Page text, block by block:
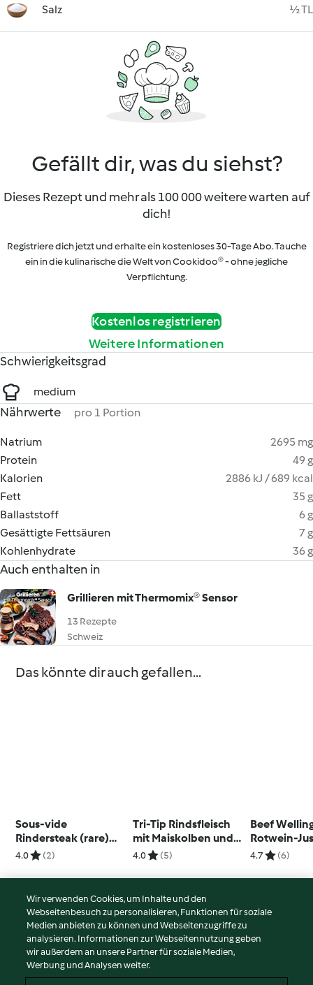
Salz ½ TL
Gefällt dir, was du siehst?
Dieses Rezept und mehr als 100 000 weitere warten auf
dich!
Registriere dich jetzt und erhalte ein kostenloses 30-Tage Abo. Tauche
ein in die kulinarische die Welt von Cookidoo® - ohne jegliche
Verpflichtung.
Kostenlos registrieren
Weitere Informationen
Schwierigkeitsgrad
medium
Nährwerte pro 1 Portion
Natrium
2695 mg
Protein
49 g
Kalorien
2886 kJ / 689 kcal
Fett
35 g
Ballaststoff
6 g
Gesättigte Fettsäuren
7 g
Kohlenhydrate
36 g
Auch enthalten in
Grillieren mit Thermomix® Sensor
13 Rezepte
Schweiz
Das könnte dir auch gefallen...
Sous-vide
Rindersteak (rare)
mit Sauce Béarnaise
4.0 (2)
Tri-Tip Rindsfleisch
mit Maiskolben und
Krautstiel
4.0 (5)
Beef
Rotwein-
4.7 (6)
© Copyright 2026
Nutzungsbedingungen
Datenschutzrichtlinien
Wir verwenden Cookies, um Inhalte und den
Webseitenbesuch zu personalisieren, Funktionen für soziale
Medien anbieten zu können und Webseitenzugriffe zu
analysieren. Informationen zur Webseitennutzung geben
wir außerdem an unsere Partner für soziale Medien,
Werbung und Analysen weiter.